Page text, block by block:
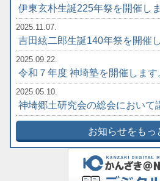
伊東玄朴生誕225年祭を開催しま
2025.11.07.
吉田絃二郎生誕140年祭を開催し
2025.09.22.
令和７年度 神埼塾を開催します
2025.05.10.
神埼郷土研究会の総会において
お知らせをもっ